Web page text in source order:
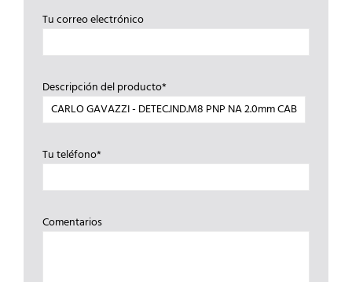
Tu correo electrónico
Descripción del producto*
Tu teléfono*
Comentarios